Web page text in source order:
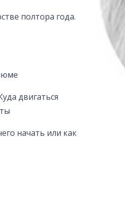
полтора года.
двигаться
начать или как